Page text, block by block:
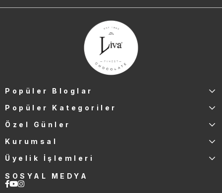
Popüler Bloglar
Popüler Kategoriler
Özel Günler
Kurumsal
Üyelik İşlemleri
SOSYAL MEDYA